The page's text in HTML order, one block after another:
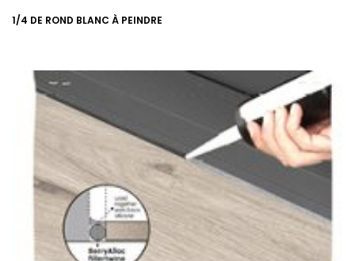
1/4 DE ROND BLANC À PEINDRE